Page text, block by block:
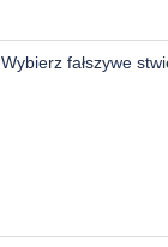
Wybierz fałszywe